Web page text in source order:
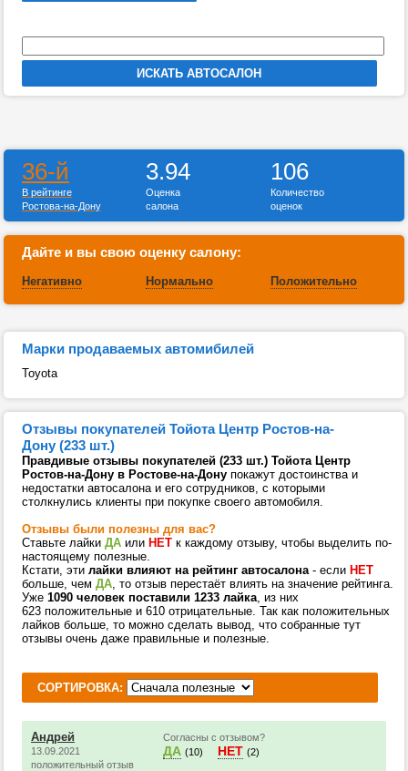
36-й
В рейтинге
Ростова-на-Дону
3.94
Оценка
салона
106
Количество
оценок
Дайте и вы свою оценку салону:
Негативно Нормально Положительно
Марки продаваемых автомибилей
Toyota
Отзывы покупателей Тойота Центр Ростов-на-
Дону (233 шт.)
Правдивые отзывы покупателей (233 шт.) Тойота Центр
Ростов-на-Дону в Ростове-на-Дону покажут достоинства и
недостатки автосалона и его сотрудников, с которыми
столкнулись клиенты при покупке своего автомобиля.
Отзывы были полезны для вас?
Ставьте лайки ДА или НЕТ к каждому отзыву, чтобы выделить по-
настоящему полезные.
Кстати, эти лайки влияют на рейтинг автосалона- если НЕТ
больше, чем ДА, то отзыв перестаёт влиять на значение рейтинга.
Уже 1090 человек поставили 1233 лайка, из них
623 положительные и 610 отрицательные. Так как положительных
лайков больше, то можно сделать вывод, что собранные тут
отзывы очень даже правильные и полезные.
СОРТИРОВКА:
Андрей
13.09.2021
положительный отзыв
Согласны с отзывом?
ДА (10) НЕТ (2)